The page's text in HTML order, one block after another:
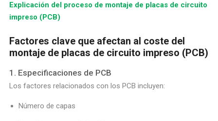
Explicación del proceso de montaje de placas de circuito
impreso (PCB)
Factores clave que afectan al coste del
montaje de placas de circuito impreso (PCB)
1. Especificaciones de PCB
Los factores relacionados con los PCB incluyen:
Número de capas